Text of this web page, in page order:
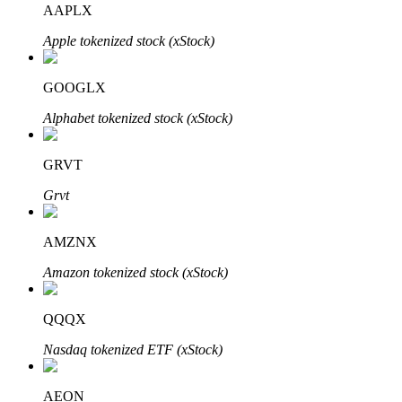
Penguncian BTR
Investasi eksklusif untuk pemegang BTR
Pinjaman
AAPLX
Apple tokenized stock (xStock)
GOOGLX
Alphabet tokenized stock (xStock)
GRVT
Grvt
AMZNX
Amazon tokenized stock (xStock)
QQQX
Nasdaq tokenized ETF (xStock)
AEON